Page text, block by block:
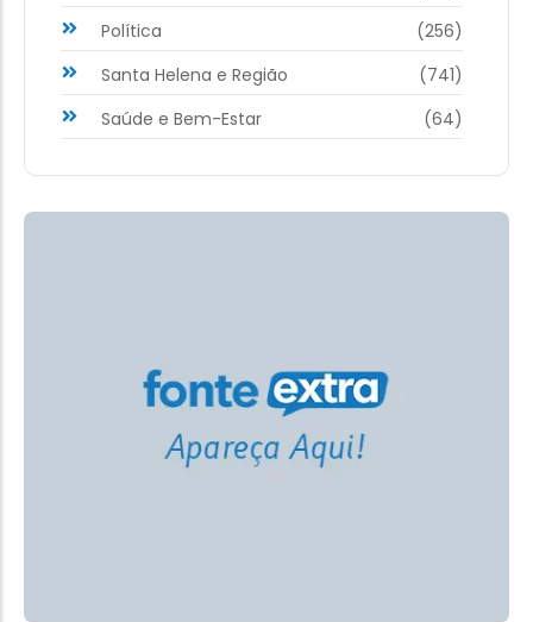
Política
(256)
Santa Helena e Região
(741)
Saúde e Bem-Estar
(64)